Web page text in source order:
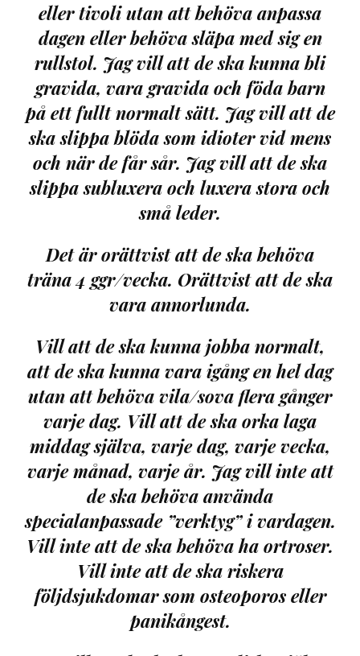
eller tivoli utan att behöva anpassa
dagen eller behöva släpa med sig en
rullstol. Jag vill att de ska kunna bli
gravida, vara gravida och föda barn
på ett fullt normalt sätt. Jag vill att de
ska slippa blöda som idioter vid mens
och när de får sår. Jag vill att de ska
slippa subluxera och luxera stora och
små leder.
Det är orättvist att de ska behöva
träna 4 ggr/vecka. Orättvist att de ska
vara annorlunda.
Vill att de ska kunna jobba normalt,
att de ska kunna vara igång en hel dag
utan att behöva vila/sova flera gånger
varje dag. Vill att de ska orka laga
middag själva, varje dag, varje vecka,
varje månad, varje år. Jag vill inte att
de ska behöva använda
specialanpassade ”verktyg” i vardagen.
Vill inte att de ska behöva ha ortroser.
Vill inte att de ska riskera
följdsjukdomar som osteoporos eller
panikångest.